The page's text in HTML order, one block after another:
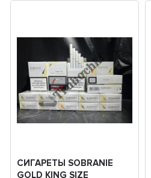
СИГАРЕТЫ SOBRANIE
GOLD KING SIZE